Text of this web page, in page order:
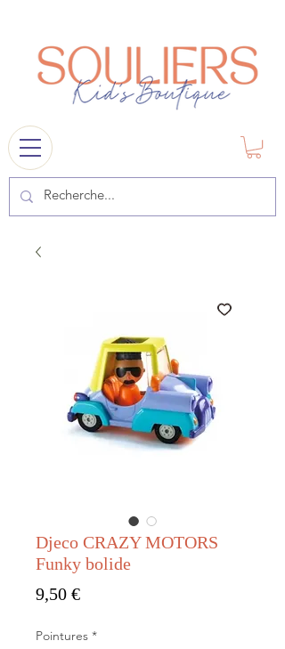
souliers 1841@gmail.com
Djeco CRAZY MOTORS
Funky bolide
9,50 €Prix
Pointures *